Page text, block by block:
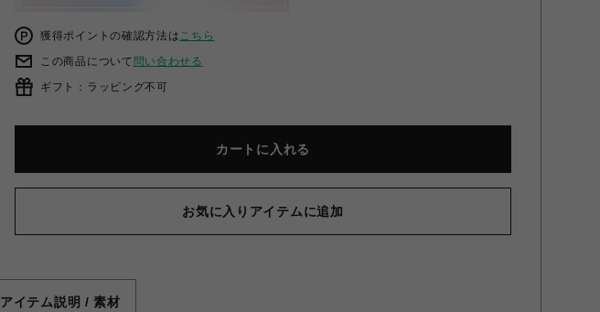
獲得ポイントの確認方法はこちら
この商品について 問い合わせる
ギフト：ラッピング不可
カートに入れる
お気に入りアイテムに追加
アイテム説明 / 素材